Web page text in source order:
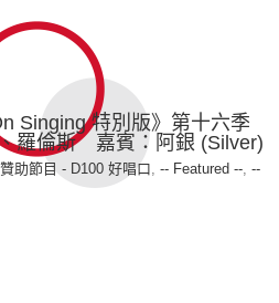
Singing 特別版》第十六季
羅倫斯 嘉賓：阿銀 (Silver)
助節目 - D100 好唱口, -- Featured --, --